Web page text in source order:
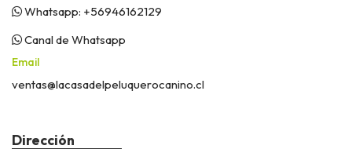
Whatsapp: +56946162129
Canal de Whatsapp
Email
ventas@lacasadelpeluquerocanino.cl
Dirección